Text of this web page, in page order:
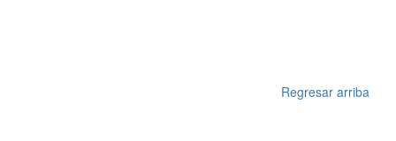
Regresar arriba